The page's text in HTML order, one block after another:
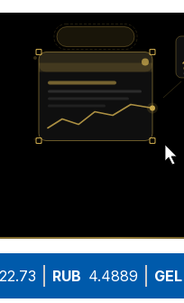
RUB 4.4889 GEL